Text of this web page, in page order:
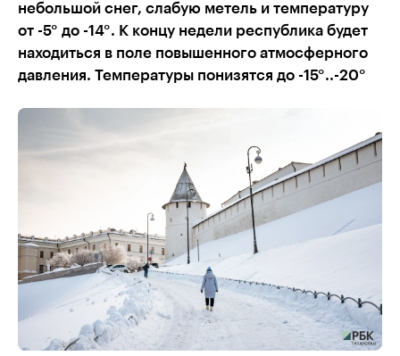
небольшой снег, слабую метель и температуру
от -5° до -14°. К концу недели республика будет
находиться в поле повышенного атмосферного
давления. Температуры понизятся до -15°..-20°